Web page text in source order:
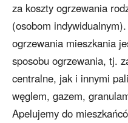
za koszty ogrzewania
(osobom
ogrzewania mieszkania
sposobu ogrzewania, tj.
centralne, jak i innymi
węglem, gazem,
Apelujemy do